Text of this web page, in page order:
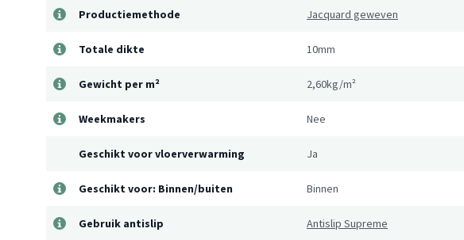
Productiemethode Jacquard geweven
Totale dikte 10mm
Gewicht per m² 2,60kg/m²
Weekmakers Nee
Geschikt voor vloerverwarming Ja
Geschikt voor: Binnen/buiten Binnen
Gebruik antislip Antislip Supreme